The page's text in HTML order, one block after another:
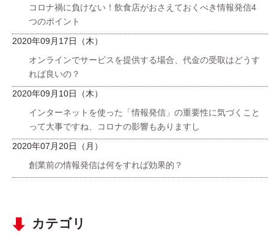
コロナ禍に負けない！飲食店がおさえておくべき情報発信4
つのポイント
2020年09月17日（木）
オンラインでサービスを提供する場合、代金の受取はどうす
れば良いの？
2020年09月10日（木）
インターネットを使った「情報発信」の重要性に気づくこと
って大事ですね、コロナの影響もありますし
2020年07月20日（月）
創業前の情報発信は何をすれば効果的？
カテゴリ